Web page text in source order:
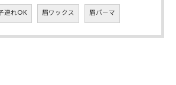
連れOK 眉ワックス 眉パーマ